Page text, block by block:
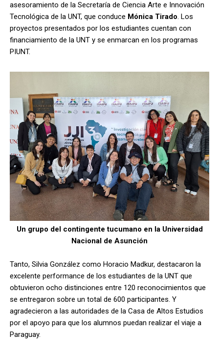
asesoramiento de la Secretaría de Ciencia Arte e Innovación
Tecnológica de la UNT, que conduce Mónica Tirado. Los
proyectos presentados por los estudiantes cuentan con
financiamiento de la UNT y se enmarcan en los programas
PIUNT.
Un grupo del contingente tucumano en la Universidad
Nacional de Asunción
Tanto, Silvia González como Horacio Madkur, destacaron la
excelente performance de los estudiantes de la UNT que
obtuvieron ocho distinciones entre 120 reconocimientos que
se entregaron sobre un total de 600 participantes. Y
agradecieron a las autoridades de la Casa de Altos Estudios
por el apoyo para que los alumnos puedan realizar el viaje a
Paraguay.